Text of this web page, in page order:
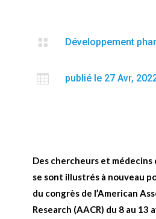
 Développement
 publié le 27 Avr,
Des chercheurs et médecins
se sont illustrés à nouveau
du congrès de l’American
Research (AACR) du 8 au 13